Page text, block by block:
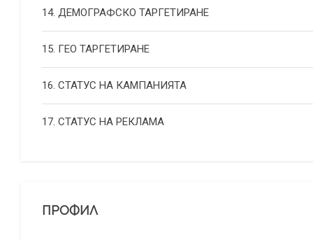
14. ДЕМОГРАФСКО ТАРГЕТИРАНЕ
15. ГЕО ТАРГЕТИРАНЕ
16. СТАТУС НА КАМПАНИЯТА
17. СТАТУС НА РЕКЛАМА
ПРОФИЛ